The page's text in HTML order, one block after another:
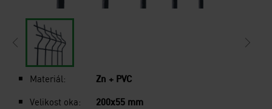
Materiál:
Zn + PVC
Velikost oka:
200x55 mm